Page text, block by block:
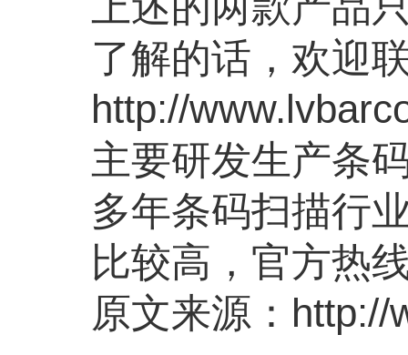
了解的话，欢迎
http://
主要研发生产条
多年条码扫描行
比较高， 官方热
原文来源：http://